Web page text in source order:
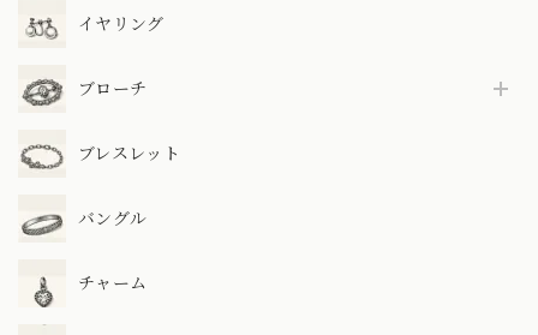
イヤリング
ブローチ
ブレスレット
バングル
チャーム